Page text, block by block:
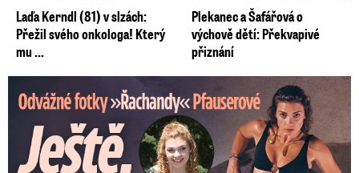
Laďa Kerndl (81) v slzách:
Přežil svého onkologa! Který
mu ...
Plekanec a Šafářová o
výchově dětí: Překvapivé
přiznání
Odvážné fotky Denisy Pfauserové: Ještě, že to táta nevidí